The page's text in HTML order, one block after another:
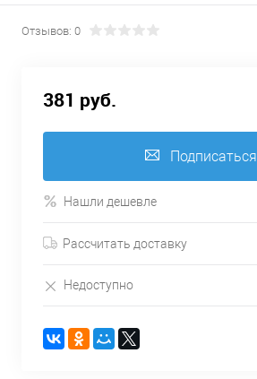
Отзывов: 0
381 руб.
Подписаться
Нашли дешевле
Рассчитать доставку
Недоступно